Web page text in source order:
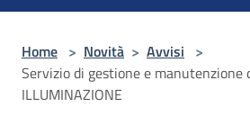
Home > Novità > Avvisi >
Servizio di gestione e manutenzione
ILLUMINAZIONE